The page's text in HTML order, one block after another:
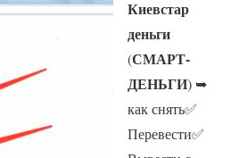
Киевстар
деньги
(СМАРТ-
ДЕНЬГИ) ➥
как снять✅
Перевести✅